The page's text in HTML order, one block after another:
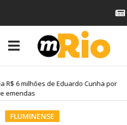
R$ 6 milhões de Eduardo Cunha por
emendas
FLUMINENSE